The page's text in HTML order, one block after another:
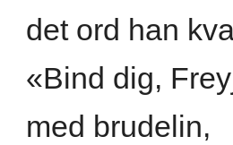
det ord han
«Bind dig,
med brudelin,